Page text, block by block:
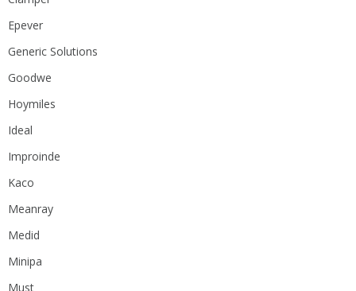
Epever
Generic Solutions
Goodwe
Hoymiles
Ideal
Improinde
Kaco
Meanray
Medid
Minipa
Must